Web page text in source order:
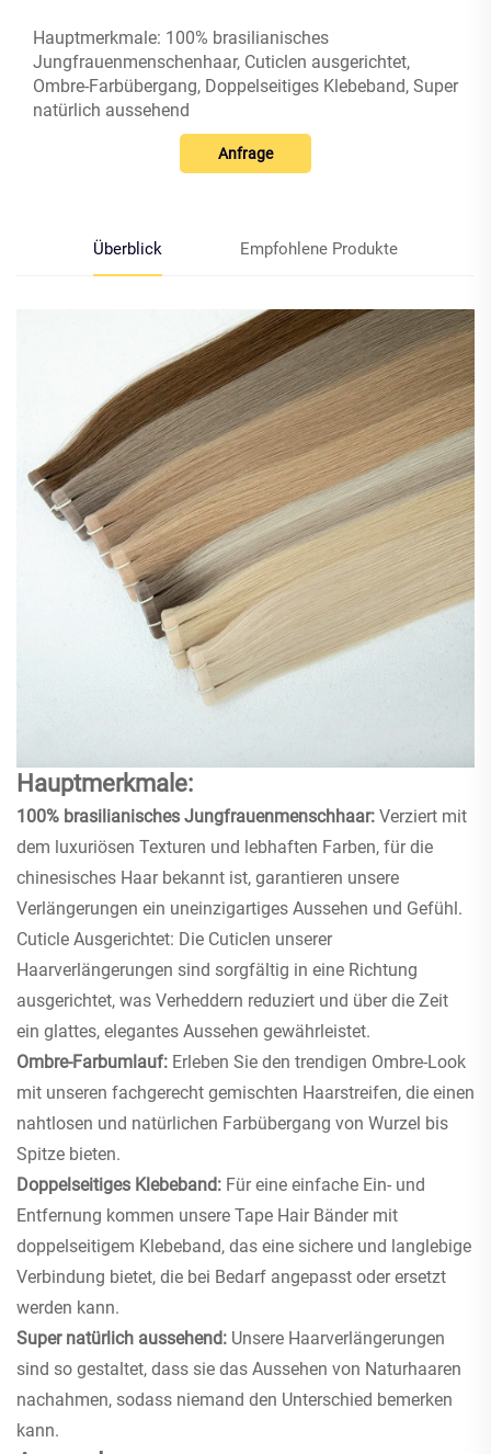
Hauptmerkmale: 100% brasilianisches
Jungfrauenmenschenhaar, Cuticlen ausgerichtet,
Ombre-Farbübergang, Doppelseitiges Klebeband, Super
natürlich aussehend
Anfrage
Überblick Empfohlene Produkte
Hauptmerkmale:
100% brasilianisches Jungfrauenmenschhaar: Verziert mit
dem luxuriösen Texturen und lebhaften Farben, für die
chinesisches Haar bekannt ist, garantieren unsere
Verlängerungen ein uneinzigartiges Aussehen und Gefühl.
Cuticle Ausgerichtet: Die Cuticlen unserer
Haarverlängerungen sind sorgfältig in eine Richtung
ausgerichtet, was Verheddern reduziert und über die Zeit
ein glattes, elegantes Aussehen gewährleistet.
Ombre-Farbumlauf: Erleben Sie den trendigen Ombre-Look
mit unseren fachgerecht gemischten Haarstreifen, die einen
nahtlosen und natürlichen Farbübergang von Wurzel bis
Spitze bieten.
Doppelseitiges Klebeband: Für eine einfache Ein- und
Entfernung kommen unsere Tape Hair Bänder mit
doppelseitigem Klebeband, das eine sichere und langlebige
Verbindung bietet, die bei Bedarf angepasst oder ersetzt
werden kann.
Super natürlich aussehend: Unsere Haarverlängerungen
sind so gestaltet, dass sie das Aussehen von Naturhaaren
nachahmen, sodass niemand den Unterschied bemerken
kann.